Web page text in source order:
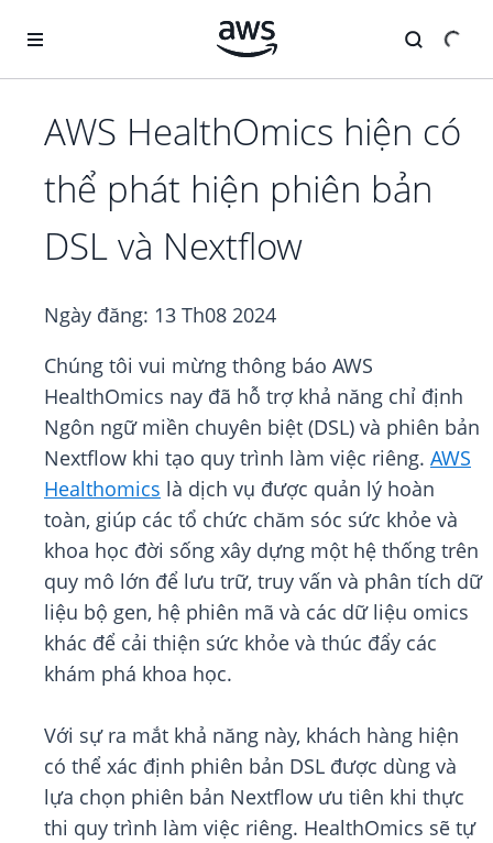
AWS HealthOmics hiện có
thể phát hiện phiên bản
DSL và Nextflow
Ngày đăng: 13 Th08 2024
Chúng tôi vui mừng thông báo AWS
HealthOmics nay đã hỗ trợ khả năng chỉ định
Ngôn ngữ miền chuyên biệt (DSL) và phiên bản
Nextflow khi tạo quy trình làm việc riêng. AWS
Healthomics là dịch vụ được quản lý hoàn
toàn, giúp các tổ chức chăm sóc sức khỏe và
khoa học đời sống xây dựng một hệ thống trên
quy mô lớn để lưu trữ, truy vấn và phân tích dữ
liệu bộ gen, hệ phiên mã và các dữ liệu omics
khác để cải thiện sức khỏe và thúc đẩy các
khám phá khoa học.
Với sự ra mắt khả năng này, khách hàng hiện
có thể xác định phiên bản DSL được dùng và
lựa chọn phiên bản Nextflow ưu tiên khi thực
thi quy trình làm việc riêng. HealthOmics sẽ tự